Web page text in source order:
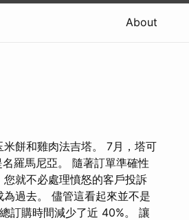
About
餅和雞肉法吉塔。 7月，塔可
羅馬尼亞。 隨著訂單準確性
就不必處理憤怒的客戶投訴
過去。 儘管這看起來並不是
訂購時間減少了近 40%。 讓